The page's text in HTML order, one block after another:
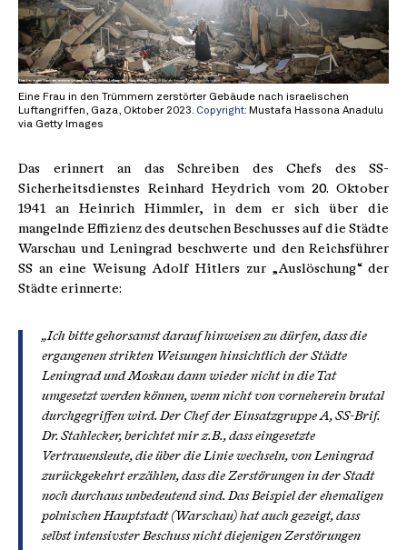
Eine Frau in den Trümmern zerstörter Gebäude nach israelischen
Luftangriffen, Gaza, Oktober 2023. Copyright: Mustafa Hassona Anadulu
via Getty Images
Das erinnert an das Schreiben des Chefs des SS-
Sicherheitsdienstes Reinhard Heydrich vom 20. Oktober
1941 an Heinrich Himmler, in dem er sich über die
mangelnde Effizienz des deutschen Beschusses auf die Städte
Warschau und Leningrad beschwerte und den Reichsführer
SS an eine Weisung Adolf Hitlers zur „Auslöschung“ der
Städte erinnerte:
„Ich bitte gehorsamst darauf hinweisen zu dürfen, dass die
ergangenen strikten Weisungen hinsichtlich der Städte
Leningrad und Moskau dann wieder nicht in die Tat
umgesetzt werden können, wenn nicht von vorneherein brutal
durchgegriffen wird. Der Chef der Einsatzgruppe A, SS-Brif.
Dr. Stahlecker, berichtet mir z.B., dass eingesetzte
Vertrauensleute, die über die Linie wechseln, von Leningrad
zurückgekehrt erzählen, dass die Zerstörungen in der Stadt
noch durchaus unbedeutend sind. Das Beispiel der ehemaligen
polnischen Hauptstadt (Warschau) hat auch gezeigt, dass
selbst intensivster Beschuss nicht diejenigen Zerstörungen